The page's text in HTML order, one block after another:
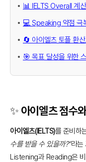
📊 IELTS Overall 계
💻 Speaking 약점 극
🔄 아이엘츠 토플 환
🎯 목표 달성을 위한
✨ 아이엘츠 점수
아이엘츠(IELTS)를 준비하
수를 받을 수 있을까?”라는
Listening과 Reading은